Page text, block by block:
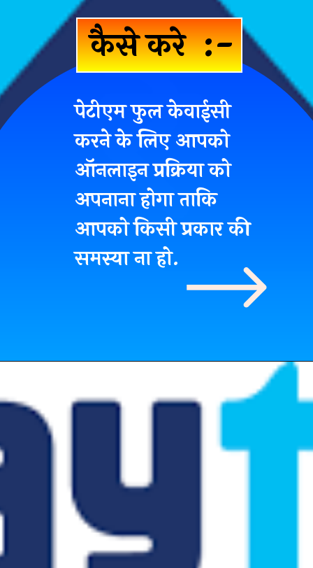
कैसे करे :-
पेटीएम फुल केवाईसी
करने के लिए आपको
ऑनलाइन प्रक्रियाको
अपनाना होगा ताकि
आपको किसी प्रकार की
समस्या ना हो.